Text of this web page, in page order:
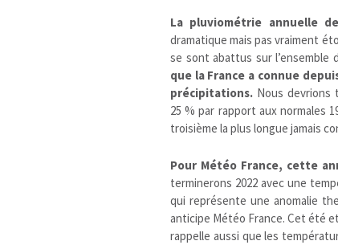
La pluviométrie annuelle
dramatique mais pas vraiment
se sont abattus sur l’ensemble
que la France a connue
précipitations. Nous devrions
25 % par rapport aux normales
troisième la plus longue jamais
Pour Météo France, cette
terminerons 2022 avec une
qui représente une anomalie
anticipe Météo France. Cet été
rappelle aussi que les